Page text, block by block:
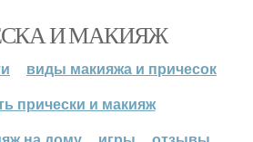
И МАКИЯЖ
виды макияжа и причесок
прически и макияж